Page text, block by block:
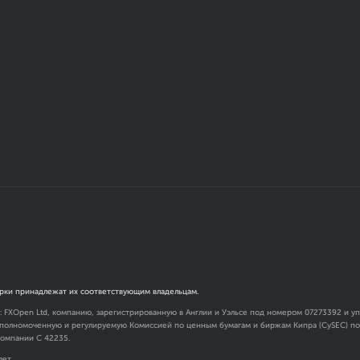
принадлежат их соответствующим владельцам.
FXOpen Ltd, компанию, зарегистрированную в Англии и Уэльсе под номером 07273392
и регулируемую Комиссией по ценным бумагам и биржам Кипра (CySEC)
C 42235.